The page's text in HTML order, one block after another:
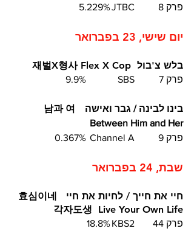
פרק 8	JTBC	5.229%
יום שישי, 23 בפברואר
בלש צ'בול  재벌X형사 Flex X Cop
פרק 7	SBS		9.9%
בינו לבינה / גבר ואישה  남과 여
Between Him and Her
פרק 9	Channel A	0.367%
שבת, 24 בפברואר
חיי את חייך / לחיות את חיי  효심이네
각자도생  Live Your Own Life
פרק 44	KBS2	 18.8%